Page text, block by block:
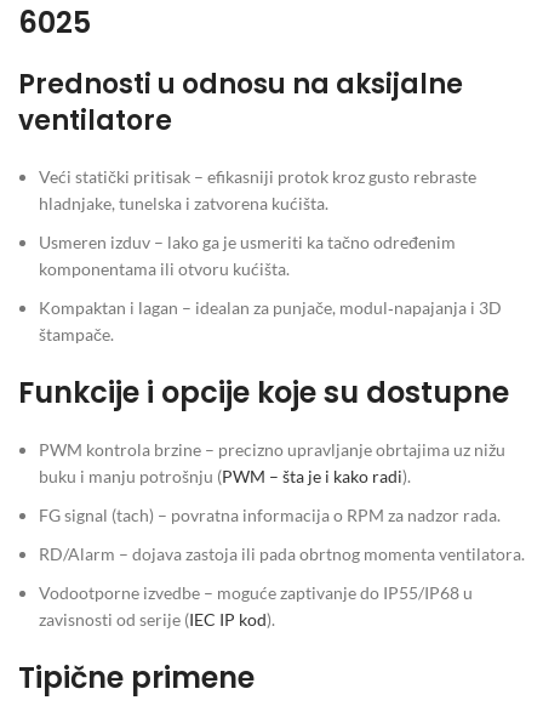
6025
Prednosti u odnosu na aksijalne
ventilatore
Veći statički pritisak – efikasniji protok kroz gusto rebraste
hladnjake, tunelska i zatvorena kućišta.
Usmeren izduv – lako ga je usmeriti ka tačno određenim
komponentama ili otvoru kućišta.
Kompaktan i lagan – idealan za punjače, modul‑napajanja i 3D
štampače.
Funkcije i opcije koje su dostupne
PWM kontrola brzine – precizno upravljanje obrtajima uz nižu
buku i manju potrošnju (PWM – šta je i kako radi).
FG signal (tach) – povratna informacija o RPM za nadzor rada.
RD/Alarm – dojava zastoja ili pada obrtnog momenta ventilatora.
Vodootporne izvedbe – moguće zaptivanje do IP55/IP68 u
zavisnosti od serije (IEC IP kod).
Tipične primene